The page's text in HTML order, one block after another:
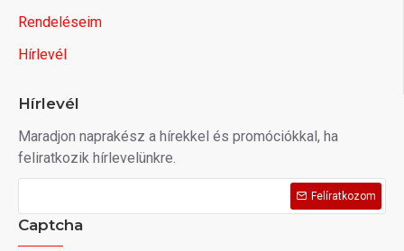
Rendeléseim
Hírlevél
Hírlevél
Maradjon naprakész a hírekkel és promóciókkal, ha
feliratkozik hírlevelünkre.
Felíratkozom
Captcha